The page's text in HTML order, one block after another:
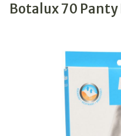
Botalux 70 Panty